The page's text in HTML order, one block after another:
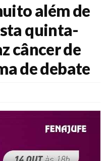
além de
quinta-
câncer de
de debate